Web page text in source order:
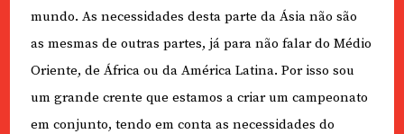
mundo. As necessidades desta parte da Ásia não são
as mesmas de outras partes, já para não falar do Médio
Oriente, de África ou da América Latina. Por isso sou
um grande crente que estamos a criar um campeonato
em conjunto, tendo em conta as necessidades do